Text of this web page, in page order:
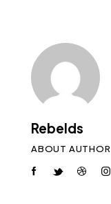
Rebelds
ABOUT AUTHOR